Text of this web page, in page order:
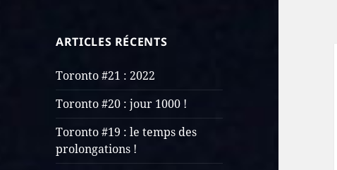
ARTICLES RÉCENTS
Toronto #21 : 2022
Toronto #20 : jour 1000 !
Toronto #19 : le temps des
prolongations !